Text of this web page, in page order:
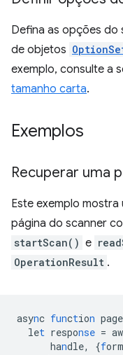
Defina as opções do
de objetos
exemplo, consulte a
tamanho carta.
Exemplos
Recuperar uma
Este exemplo
página do scanner
startScan() e
OperationResult .
async function
let response =
handle, {f